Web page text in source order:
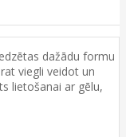
dažādu formu
viegli veidot un
lietošanai ar gēlu,